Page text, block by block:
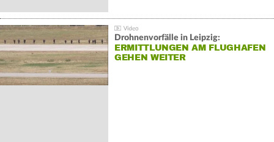
Drohnenvorfälle in Leipzig:
ERMITTLUNGEN AM FLUGHAFEN
GEHEN WEITER